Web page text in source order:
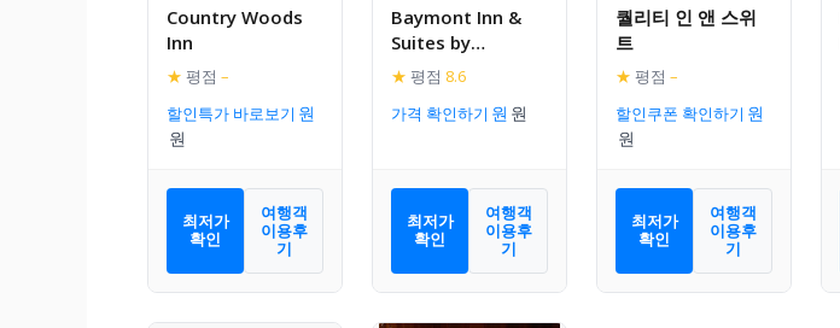
Country Woods
Inn
★ 평점 –
할인특가 바로보기
최저가
확인
여행객
이용후
기
Baymont Inn &
Suites by
Wyndham Glen
Rose
★ 평점 8.6
가격 확인하기
최저가
확인
여행객
이용후
기
퀄리티 인 앤 스위
트
★ 평점 –
할인쿠폰 확인하기
최저가
확인
여행객
이용후
기